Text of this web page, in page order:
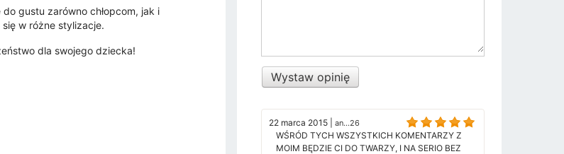
gustu zarówno chłopcom, jak i
w różne stylizacje.
dla swojego dziecka!
Wystaw opinię
22 marca 2015 an...26
WŚRÓD TYCH WSZYSTKICH KOMENTARZY Z
MOIM BĘDZIE CI DO TWARZY, I NA SERIO BEZ